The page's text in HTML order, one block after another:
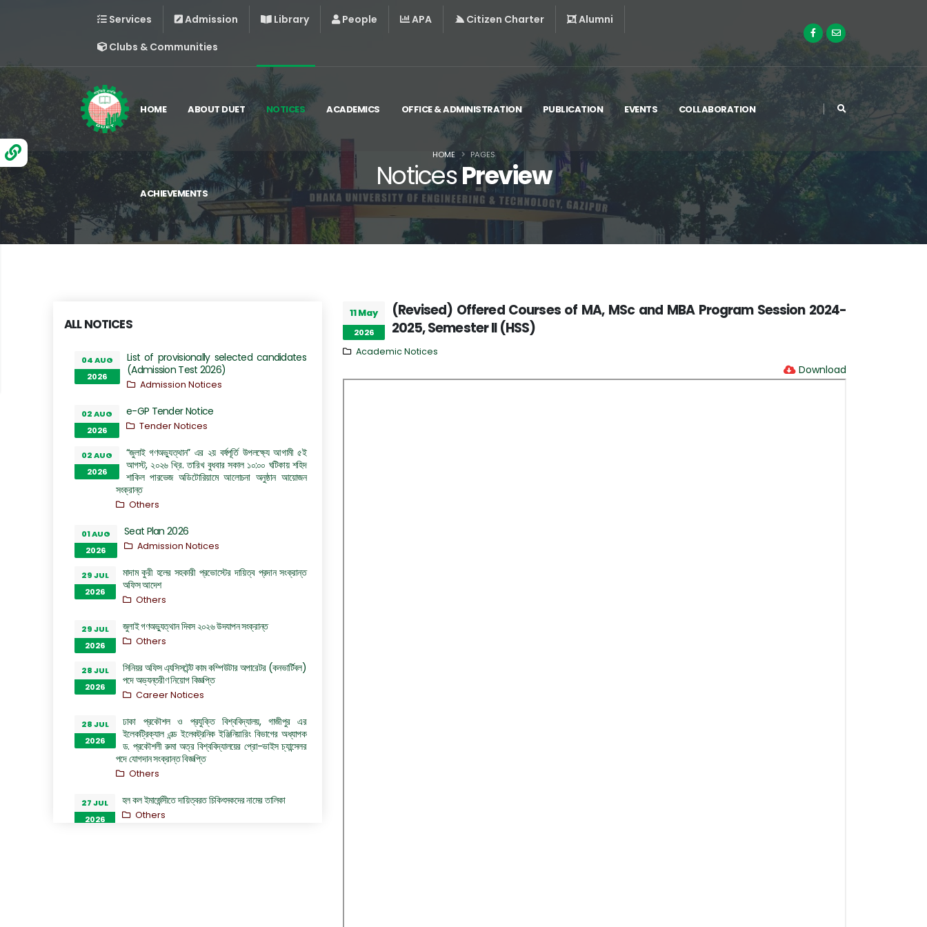
Services Admission Library People APA Citizen Charter
Alumni
Clubs & Communities
HOME ABOUT DUET NOTICES ACADEMICS OFFICE & ADMINISTRATION PUBLICATION EVENTS COLLABORATION
ACHIEVEMENTS
NoticesPreview
HOME PAGES
ALL NOTICES
04 AUG
2026
List of provisionally selected candidates
(Admission Test 2026)
Admission Notices
02 AUG
2026
e-GP Tender Notice
Tender Notices
02 AUG
2026
“জুলাই গণঅভ্যুত্থান” এর ২য় বর্ষপূর্তি উপলক্ষ্যে আগামী ৫ই
আগস্ট, ২০২৬ খ্রি. তারিখ বুধবার সকাল ১০:০০ ঘটিকায় শহিদ
শাকিল পারভেজ অডিটোরিয়ামে আলোচনা অনুষ্ঠান আয়োজন
সংক্রান্ত
Others
01 AUG
2026
Seat Plan 2026
Admission Notices
29 JUL
2026
মাদাম কুরী হলের সহকারী প্রভোস্টের দায়িত্ব প্রদান সংক্রান্ত
অফিস আদেশ
Others
29 JUL
2026
জুলাই গণঅভ্যুত্থান দিবস ২০২৬ উদযাপন সংক্রান্ত
Others
28 JUL
2026
সিনিয়র অফিস এ্যসিসটেন্ট কাম কম্পিউটার অপারেটর (কনভার্টিবল)
পদে অভ্যন্তরীণ নিয়োগ বিজ্ঞপ্তি
Career Notices
28 JUL
2026
ঢাকা প্রকৌশল ও প্রযুক্তি বিশ্ববিদ্যালয়, গাজীপুর এর
ইলেকট্রিক্যাল এন্ড ইলেকট্রনিক ইঞ্জিনিয়ারিং বিভাগের অধ্যাপক
ড. প্রকৌশলী রুমা অত্র বিশ্ববিদ্যালয়ের প্রো-ভাইস চ্যান্সেলর
পদে যোগদান সংক্রান্ত বিজ্ঞপ্তি
Others
27 JUL
2026
হল কল ইমার্জেন্সীতে দায়িত্বরত চিকিৎসকদের নামের তালিকা
Others
11 May
2026
(Revised) Offered Courses of MA, MSc and MBA Program Session 2024-
2025, Semester II (HSS)
Academic Notices
Download